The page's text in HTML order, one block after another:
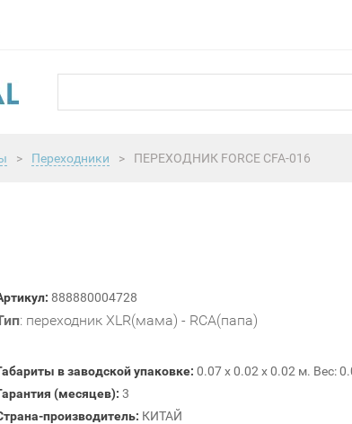
> Переходники > ПЕРЕХОДНИК FORCE CFA-016
888880004728
: переходник XLR(мама) - RCA(папа)
в заводской упаковке: 0.07 x 0.02 x 0.02 м. Вес:
(месяцев): 3
производитель: КИТАЙ